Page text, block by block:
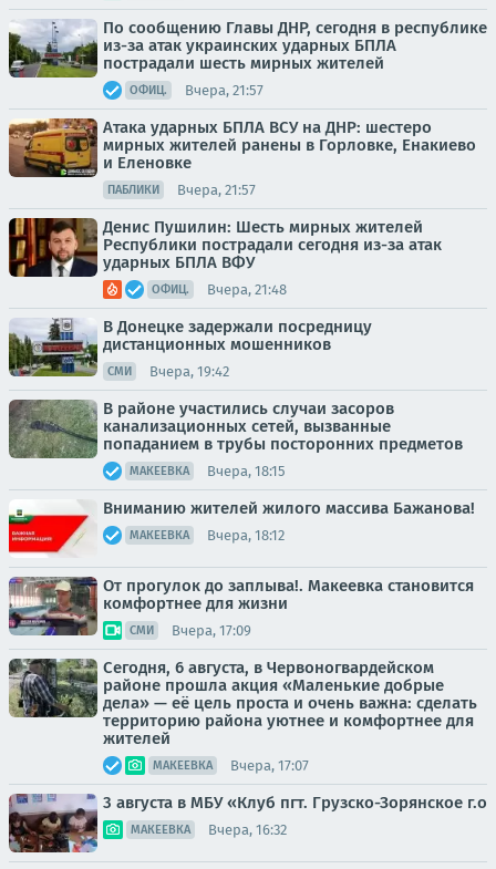
По сообщению Главы ДНР, сегодня в республике
из-за атак украинских ударных БПЛА
пострадали шесть мирных жителей
ОФИЦ. Вчера, 21:57
Атака ударных БПЛА ВСУ на ДНР: шестеро
мирных жителей ранены в Горловке, Енакиево
и Еленовке
ПАБЛИКИ Вчера, 21:57
Денис Пушилин: Шесть мирных жителей
Республики пострадали сегодня из-за атак
ударных БПЛА ВФУ
ОФИЦ. Вчера, 21:48
В Донецке задержали посредницу
дистанционных мошенников
СМИ Вчера, 19:42
В районе участились случаи засоров
канализационных сетей, вызванные
попаданием в трубы посторонних предметов
МАКЕЕВКА Вчера, 18:15
Вниманию жителей жилого массива Бажанова!
МАКЕЕВКА Вчера, 18:12
От прогулок до заплыва!. Макеевка становится
комфортнее для жизни
СМИ Вчера, 17:09
Сегодня, 6 августа, в Червоногвардейском
районе прошла акция «Маленькие добрые
дела» — её цель проста и очень важна: сделать
территорию района уютнее и комфортнее для
жителей
МАКЕЕВКА Вчера, 17:07
3 августа в МБУ «Клуб пгт. Грузско-Зорянское г.о
МАКЕЕВКА Вчера, 16:32